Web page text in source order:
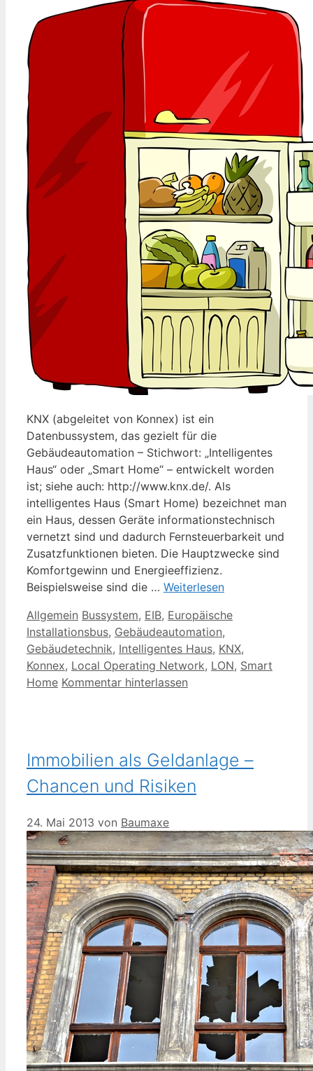
KNX (abgeleitet von Konnex) ist ein
Datenbussystem, das gezielt für die
Gebäudeautomation – Stichwort: „Intelligentes
Haus“ oder „Smart Home“ – entwickelt worden
ist; siehe auch: http://www.knx.de/. Als
intelligentes Haus (Smart Home) bezeichnet man
ein Haus, dessen Geräte informationstechnisch
vernetzt sind und dadurch Fernsteuerbarkeit und
Zusatzfunktionen bieten. Die Hauptzwecke sind
Komfortgewinn und Energieeffizienz.
Beispielsweise sind die … Weiterlesen
Kategorien
Allgemein Schlagwörter
Bussystem, EIB, Europäische
Installationsbus, Gebäudeautomation,
Gebäudetechnik, Intelligentes Haus, KNX,
Konnex, Local Operating Network, LON, Smart
Home Kommentar hinterlassen
Immobilien als Geldanlage –
Chancen und Risiken
24. Mai 2013 von Baumaxe